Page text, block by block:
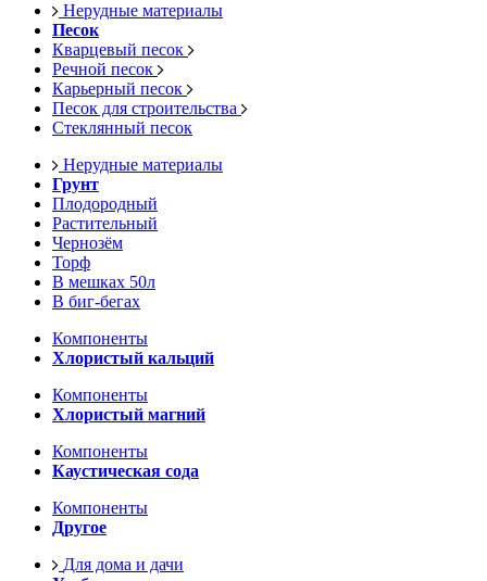
Нерудные материалы
Песок
Кварцевый песок
Речной песок
Карьерный песок
Песок для строительства
Стеклянный песок
Нерудные материалы
Грунт
Плодородный
Растительный
Чернозём
Торф
В мешках 50л
В биг-бегах
Компоненты
Хлористый кальций
Компоненты
Хлористый магний
Компоненты
Каустическая сода
Компоненты
Другое
Для дома и дачи